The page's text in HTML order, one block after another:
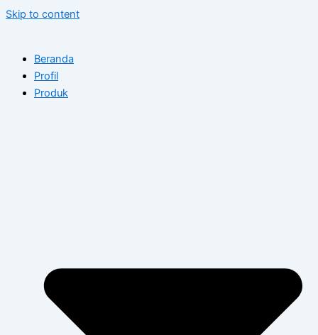
Skip to content
Beranda
Profil
Produk